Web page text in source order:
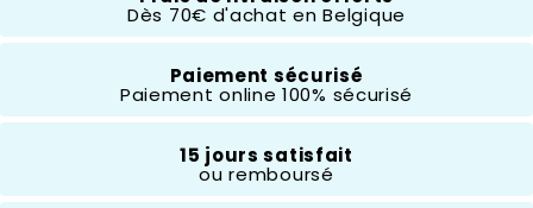
Résine
Thème La Petite Sirène
Dès 70€ d'achat en Belgique
Paiement sécurisé
Paiement online 100% sécurisé
15 jours satisfait
ou remboursé